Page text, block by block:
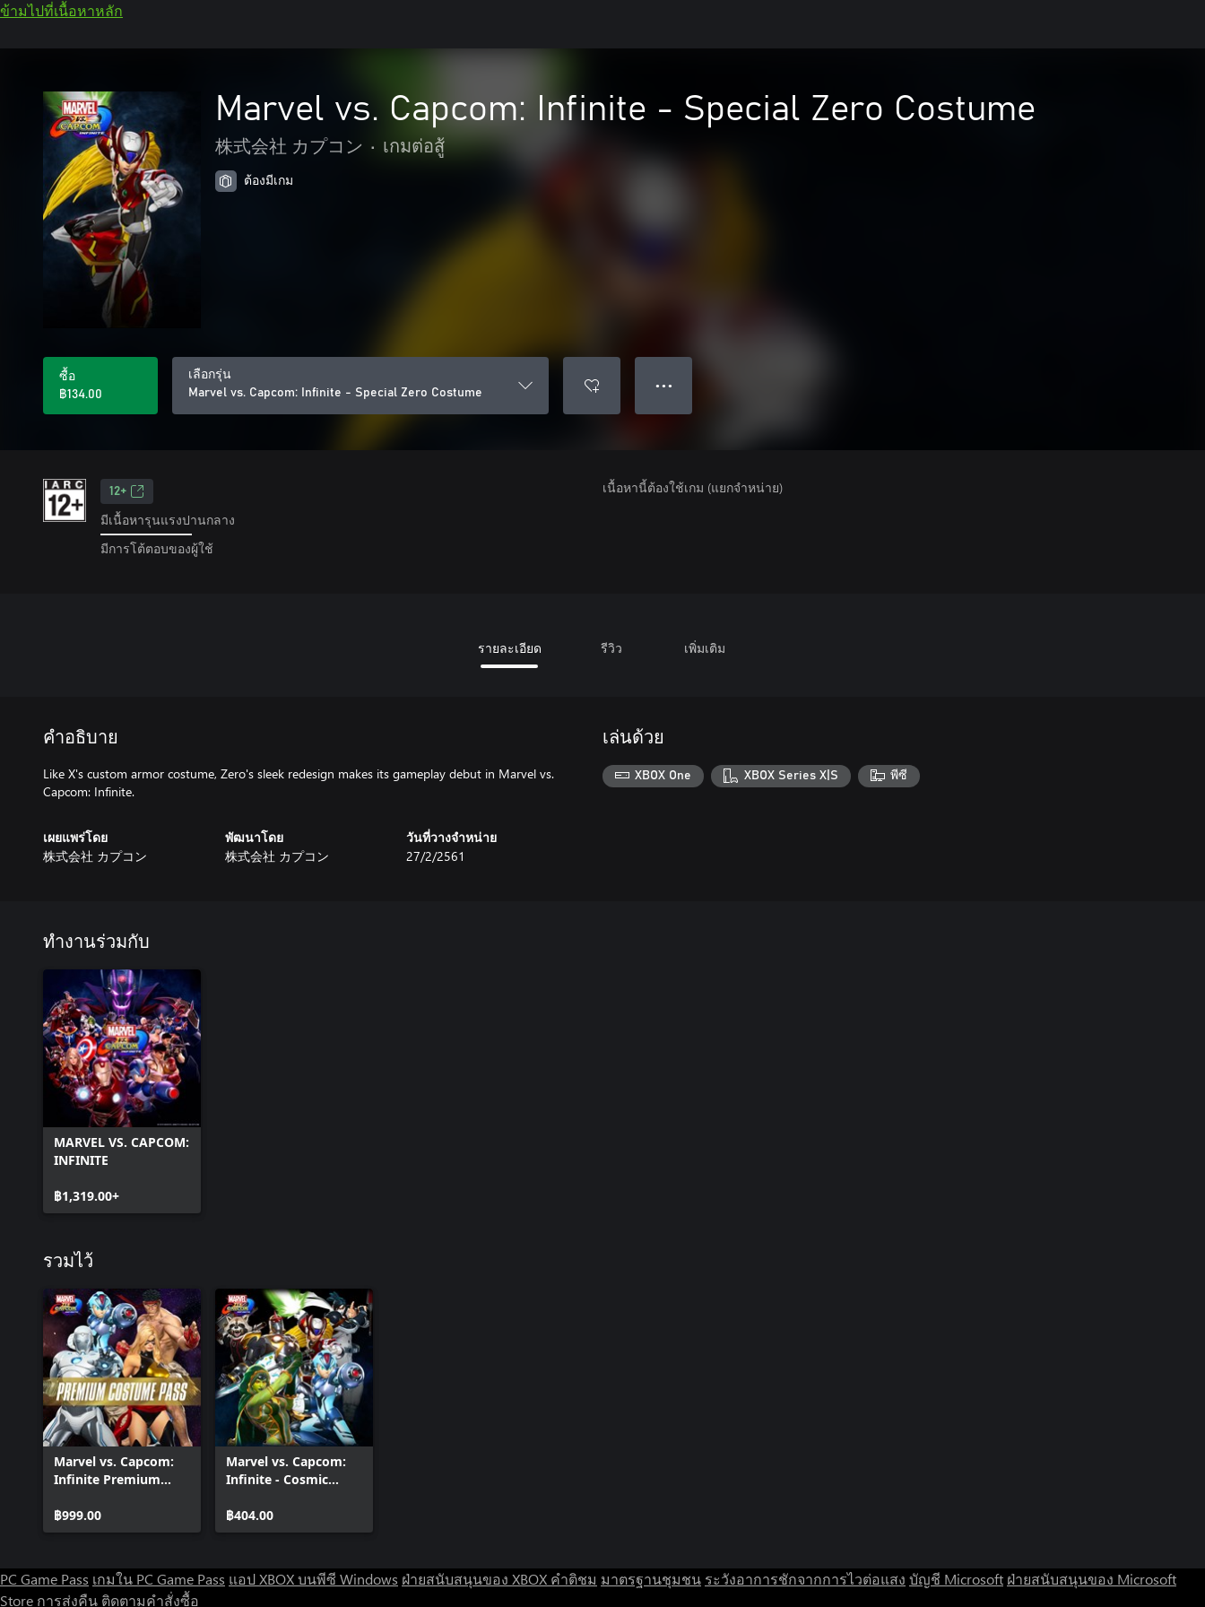
ข้ามไปที่เนื้อหาหลัก
Marvel vs. Capcom: Infinite - Special Zero Costume
株式会社 カプコン • เกมต่อสู้
ต้องมีเกม
ซื้อ
฿134.00
เลือกรุ่น
Marvel vs. Capcom: Infinite - Special Zero Costume
● ● ●
12+
มีเนื้อหารุนแรงปานกลาง
มีการโต้ตอบของผู้ใช้
เนื้อหานี้ต้องใช้เกม (แยกจำหน่าย)
รายละเอียด รีวิว เพิ่มเติม
คำอธิบาย
Like X's custom armor costume, Zero's sleek redesign makes its gameplay debut in Marvel vs.
Capcom: Infinite.
เผยแพร่โดย
株式会社 カプコン
พัฒนาโดย
株式会社 カプコン
วันที่วางจำหน่าย
27/2/2561
เล่นด้วย
XBOX One XBOX Series X|S พีซี
ทำงานร่วมกับ
MARVEL VS. CAPCOM:
INFINITE
฿1,319.00+
รวมไว้
Marvel vs. Capcom:
Infinite Premium
฿999.00
Marvel vs. Capcom:
Infinite - Cosmic
Pack
฿404.00
PC Game Pass เกมใน PC Game Pass แอป XBOX บนพีซี Windows ฝ่ายสนับสนุนของ XBOX คำติชม มาตรฐานชุมชน ระวังอาการชักจากการไวต่อแสง บัญชี Microsoft ฝ่ายสนับสนุนของ Microsoft
Store การส่งคืน ติดตามคำสั่งซื้อ